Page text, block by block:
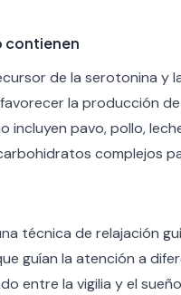
contienen
de la serotonina y
la producción
pavo, pollo,
complejos
técnica de relajación
guían la atención a
entre la vigilia y el